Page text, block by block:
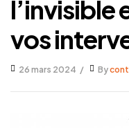
l’invisible
vos
26 mars 2024 By